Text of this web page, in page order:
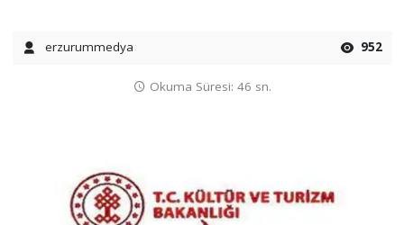
erzurummedya 952
Okuma Süresi: 46 sn.